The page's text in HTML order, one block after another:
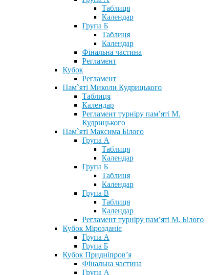
Таблиця
Календар
Група Б
Таблиця
Календар
Фінальна частина
Регламент
Кубок
Регламент
Пам`яті Миколи Кудрицького
Таблиця
Календар
Регламент турніру пам’яті М.
Кудрицького
Пам`яті Максима Білого
Група А
Таблиця
Календар
Група Б
Таблиця
Календар
Група В
Таблиця
Календар
Регламент турніру пам’яті М. Білого
Кубок Мірозданіє
Група А
Група Б
Кубок Придніпров’я
Фінальна частина
Група А